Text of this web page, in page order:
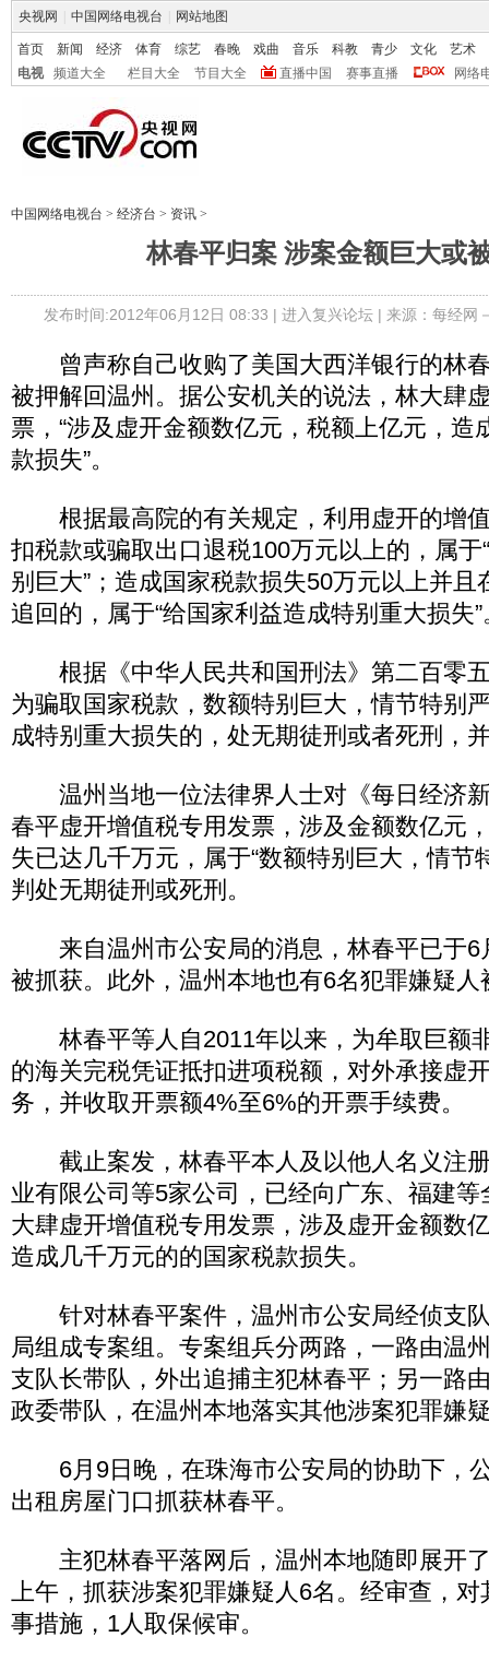
央视网 中国网络电视台 网站地图
首页 新闻 经济 体育 综艺 春晚 戏曲 音乐 科教 青少 文化
艺术
电视
频道大全 栏目大全 节目大全 直播中国 赛事直播 网络
中国网络电视台 > 经济台 > 资讯 >
林春平归案 涉案金额巨大或
发布时间:2012年06月12日 08:33 | 进入复兴论坛| 来源：每经网
曾声称自己收购了美国大西洋银行的林
被押解回温州。据公安机关的说法，林大肆
票，“涉及虚开金额数亿元，税额上亿元，造
款损失”。
根据最高院的有关规定，利用虚开的增
扣税款或骗取出口退税100万元以上的，属于
别巨大”；造成国家税款损失50万元以上并且
追回的，属于“给国家利益造成特别重大损失”
根据《中华人民共和国刑法》第二百零五
为骗取国家税款，数额特别巨大，情节特别
成特别重大损失的，处无期徒刑或者死刑，
温州当地一位法律界人士对《每日经济
春平虚开增值税专用发票，涉及金额数亿元
失已达几千万元，属于“数额特别巨大，情节
判处无期徒刑或死刑。
来自温州市公安局的消息，林春平已于6
被抓获。此外，温州本地也有6名犯罪嫌疑人
林春平等人自2011年以来，为牟取巨额
的海关完税凭证抵扣进项税额，对外承接虚
务，并收取开票额4%至6%的开票手续费。
截止案发，林春平本人及以他人名义注
业有限公司等5家公司，已经向广东、福建
大肆虚开增值税专用发票，涉及虚开金额数
造成几千万元的的国家税款损失。
针对林春平案件，温州市公安局经侦支
局组成专案组。专案组兵分两路，一路由温
支队长带队，外出追捕主犯林春平；另一路
政委带队，在温州本地落实其他涉案犯罪嫌
6月9日晚，在珠海市公安局的协助下，
出租房屋门口抓获林春平。
主犯林春平落网后，温州本地随即展开
上午，抓获涉案犯罪嫌疑人6名。经审查，
事措施，1人取保候审。